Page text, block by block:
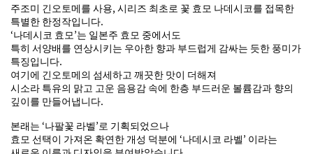
주조미 긴오토메를 사용, 시리즈 최초로 꽃 효모 나데시코를 접목한
특별한 한정작입니다.
‘나데시코 효모’는 일본주 효모 중에서도
특히 서양배를 연상시키는 우아한 향과 부드럽게 감싸는 듯한 풍미가
특징입니다.
여기에 긴오토메의 섬세하고 깨끗한 맛이 더해져
시소라 특유의 맑고 고운 음용감 속에 한층 부드러운 볼륨감과 향의
깊이를 만들어냅니다.
본래는 ‘나팔꽃 라벨’로 기획되었으나
효모 선택이 가져온 확연한 개성 덕분에 ‘나데시코 라벨’ 이라는